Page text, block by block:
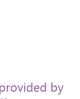
by